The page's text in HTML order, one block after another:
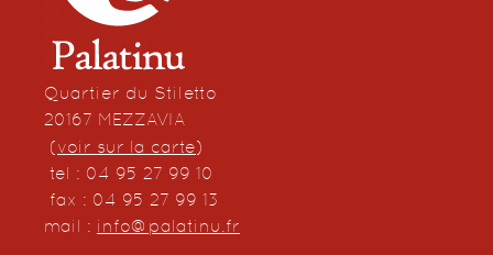
Quartier du Stiletto
20167 MEZZAVIA
(voir sur la carte)
tel : 04 95 27 99 10
fax : 04 95 27 99 13
mail : info@palatinu.fr